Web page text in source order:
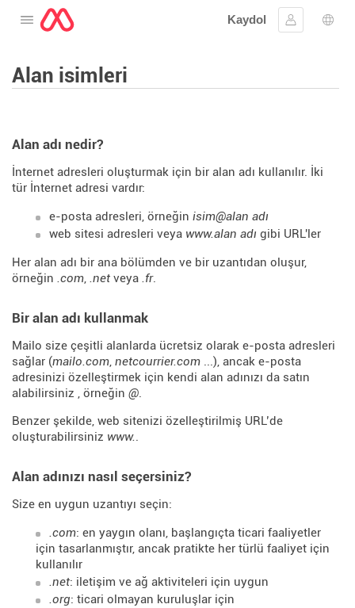
Menüyü aç
Kaydol
Oturum aç
Dil
Alan isimleri
Alan adı nedir?
İnternet adresleri oluşturmak için bir alan adı kullanılır. İki
tür İnternet adresi vardır:
e-posta adresleri, örneğin isim@alan adı
web sitesi adresleri veya www.alan adı gibi URL'ler
Her alan adı bir ana bölümden ve bir uzantıdan oluşur,
örneğin .com, .net veya .fr.
Bir alan adı kullanmak
Mailo size çeşitli alanlarda ücretsiz olarak e-posta adresleri
sağlar (mailo.com, netcourrier.com ...), ancak e-posta
adresinizi özelleştirmek için kendi alan adınızı da satın
alabilirsiniz , örneğin @.
Benzer şekilde, web sitenizi özelleştirilmiş URL’de
oluşturabilirsiniz www..
Alan adınızı nasıl seçersiniz?
Size en uygun uzantıyı seçin:
.com: en yaygın olanı, başlangıçta ticari faaliyetler
için tasarlanmıştır, ancak pratikte her türlü faaliyet için
kullanılır
.net: iletişim ve ağ aktiviteleri için uygun
.org: ticari olmayan kuruluşlar için